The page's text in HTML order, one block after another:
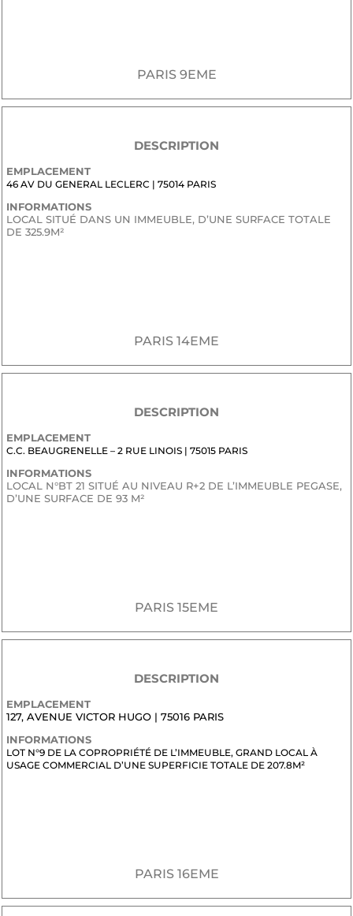
PARIS 9EME
DESCRIPTION
EMPLACEMENT
46 AV DU GENERAL LECLERC | 75014 PARIS
INFORMATIONS
LOCAL SITUÉ DANS UN IMMEUBLE, D’UNE SURFACE TOTALE
DE 325.9M²
PARIS 14EME
DESCRIPTION
EMPLACEMENT
C.C. BEAUGRENELLE – 2 RUE LINOIS | 75015 PARIS
INFORMATIONS
LOCAL N°BT 21 SITUÉ AU NIVEAU R+2 DE L’IMMEUBLE PEGASE,
D’UNE SURFACE DE 93 M²
PARIS 15EME
DESCRIPTION
EMPLACEMENT
127, AVENUE VICTOR HUGO | 75016 PARIS
INFORMATIONS
LOT N°9 DE LA COPROPRIÉTÉ DE L’IMMEUBLE, GRAND LOCAL À
USAGE COMMERCIAL D’UNE SUPERFICIE TOTALE DE 207.8M²
PARIS 16EME